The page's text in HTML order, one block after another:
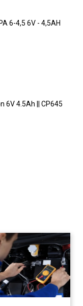
6-4,5 6V - 4,5AH
6V 4.5Ah || CP645